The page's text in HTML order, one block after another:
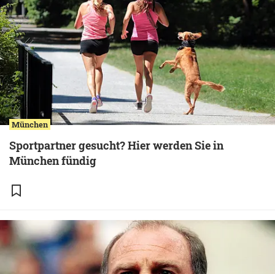
München
Sportpartner gesucht? Hier werden Sie in
München fündig